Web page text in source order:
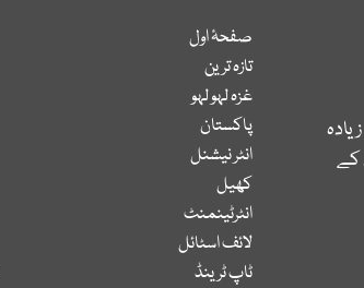
کے
صفحۂ اول
تازہ ترین
غزہ لہو لہو
پاکستان
انٹر نیشنل
کھیل
انٹرٹینمنٹ
لائف اسٹائل
ٹاپ ٹرینڈ